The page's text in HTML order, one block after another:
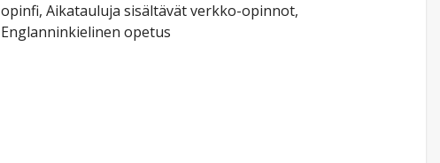
opinfi, Aikatauluja sisältävät verkko-opinnot,
Englanninkielinen opetus